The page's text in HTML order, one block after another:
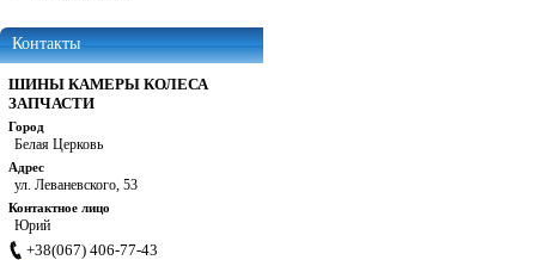
Контакты
ШИНЫ КАМЕРЫ КОЛЕСА
ЗАПЧАСТИ
Город
Белая Церковь
Адрес
ул. Леваневского, 53
Контактное лицо
Юрий
+38(067) 406-77-43